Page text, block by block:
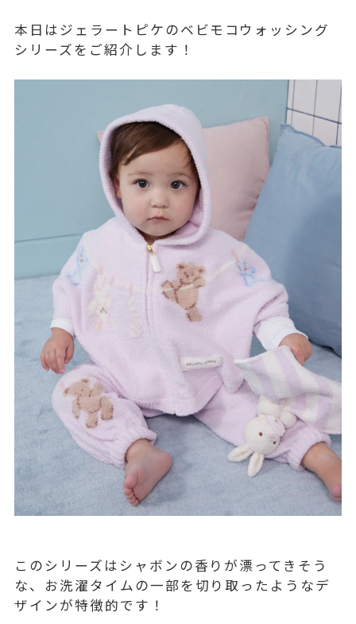
本日はジェラートピケのベビモコウォッシング
シリーズをご紹介します！
このシリーズはシャボンの香りが漂ってきそう
な、お洗濯タイムの一部を切り取ったようなデ
ザインが特徴的です！